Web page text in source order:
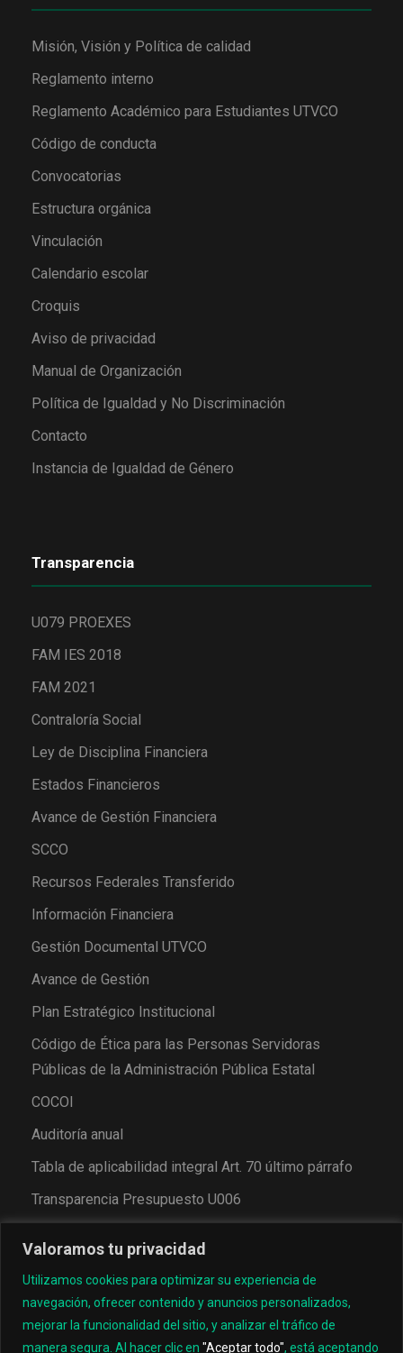
Valoramos tu privacidad
Utilizamos cookies para optimizar su experiencia de
navegación, ofrecer contenido y anuncios personalizados,
mejorar la funcionalidad del sitio, y analizar el tráfico de
manera segura. Al hacer clic en "Aceptar todo", está aceptando
Misión, Visión y Política de calidad
Reglamento interno
Reglamento Académico para Estudiantes UTVCO
Código de conducta
Convocatorias
Estructura orgánica
Vinculación
Calendario escolar
Croquis
Aviso de privacidad
Manual de Organización
Política de Igualdad y No Discriminación
Contacto
Instancia de Igualdad de Género
Transparencia
U079 PROEXES
FAM IES 2018
FAM 2021
Contraloría Social
Ley de Disciplina Financiera
Estados Financieros
Avance de Gestión Financiera
SCCO
Recursos Federales Transferido
Información Financiera
Gestión Documental UTVCO
Avance de Gestión
Plan Estratégico Institucional
Código de Ética para las Personas Servidoras
Públicas de la Administración Pública Estatal
COCOI
Auditoría anual
Tabla de aplicabilidad integral Art. 70 último párrafo
Transparencia Presupuesto U006